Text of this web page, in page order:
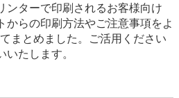
ンターで印刷されるお客様向け
からの印刷方法やご注意事項をよ
まとめました。ご活用ください
たします。